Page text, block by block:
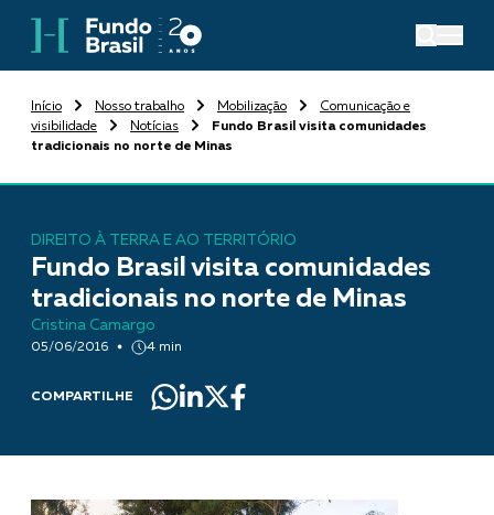
Início Nosso trabalho Mobilização
Comunicação e
visibilidade
Notícias
Fundo Brasil visita comunidades
tradicionais no norte de Minas
DIREITO À TERRA E AO TERRITÓRIO
Fundo Brasil visita comunidades
tradicionais no norte de Minas
Cristina Camargo
05/06/2016 4 min
COMPARTILHE